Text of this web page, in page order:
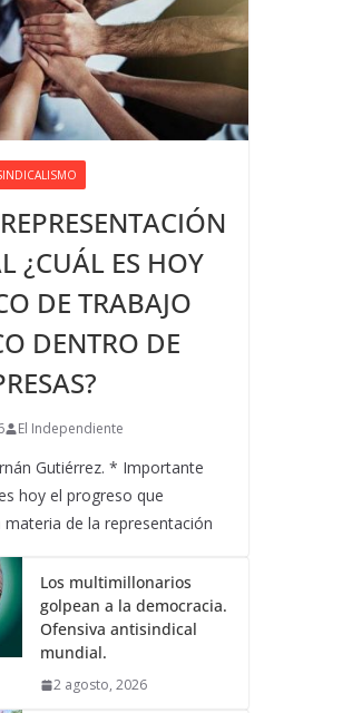
¿CUÁL ES HOY
DE TRABAJO
DENTRO DE
El Independiente
Gutiérrez. * Importante
hoy el progreso que
de la representación
Los multimillonarios
golpean a la democracia.
Ofensiva antisindical
mundial.
2 agosto, 2026